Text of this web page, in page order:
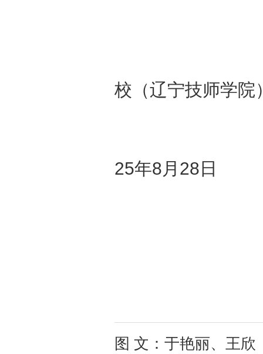
校（辽宁技师学院
25年8月28日
图 文：于艳丽、王欣